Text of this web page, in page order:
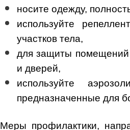
носите одежду,
используйте
участков тела,
для защиты помещений
и дверей,
используйте
предназначенные для
Меры профилактики,